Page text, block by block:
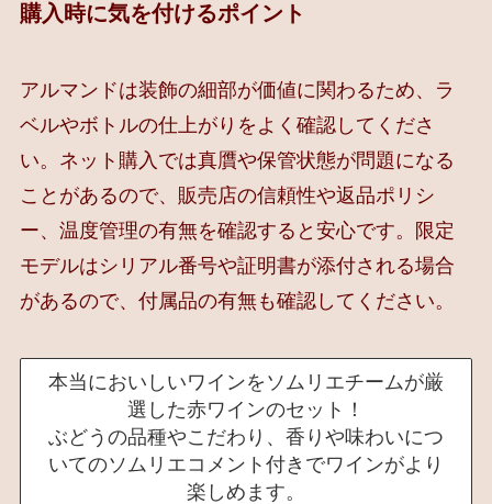
購入時に気を付けるポイント
アルマンドは装飾の細部が価値に関わるため、ラ
ベルやボトルの仕上がりをよく確認してくださ
い。ネット購入では真贋や保管状態が問題になる
ことがあるので、販売店の信頼性や返品ポリシ
ー、温度管理の有無を確認すると安心です。限定
モデルはシリアル番号や証明書が添付される場合
があるので、付属品の有無も確認してください。
本当においしいワインをソムリエチームが厳
選した赤ワインのセット！
ぶどうの品種やこだわり、香りや味わいにつ
いてのソムリエコメント付きでワインがより
楽しめます。